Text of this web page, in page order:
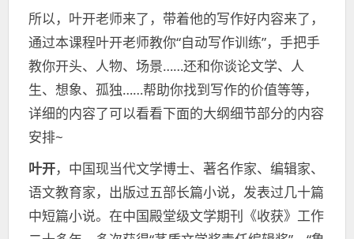
所以，叶开老师来了，带着他的写作好内容来了，
通过本课程叶开老师教你“自动写作训练”，手把手
教你开头、人物、场景……还和你谈论文学、人
生、想象、孤独……帮助你找到写作的价值等等，
详细的内容了可以看看下面的大纲细节部分的内容
安排~
叶开，中国现当代文学博士、著名作家、编辑家、
语文教育家，出版过五部长篇小说，发表过几十篇
中短篇小说。在中国殿堂级文学期刊《收获》工作